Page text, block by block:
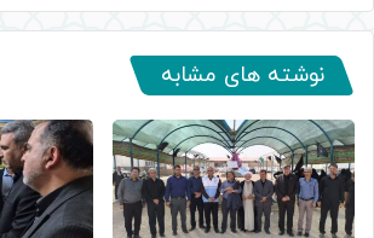
نوشته های مشابه